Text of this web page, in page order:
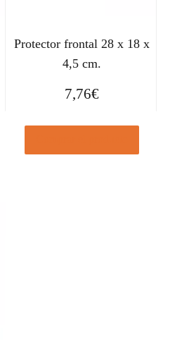
Protector frontal 28 x 18 x
4,5 cm.
7,76€